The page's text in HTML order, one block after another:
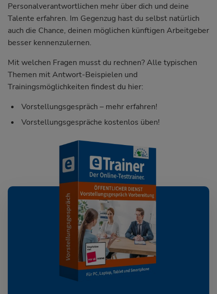
Personalverantwortlichen mehr über dich und deine
Talente erfahren. Im Gegenzug hast du selbst natürlich
auch die Chance, deinen möglichen künftigen Arbeitgeber
besser kennenzulernen.
Mit welchen Fragen musst du rechnen? Alle typischen
Themen mit Antwort-Beispielen und
Trainingsmöglichkeiten findest du hier:
Vorstellungsgespräch – mehr erfahren!
Vorstellungsgespräche kostenlos üben!